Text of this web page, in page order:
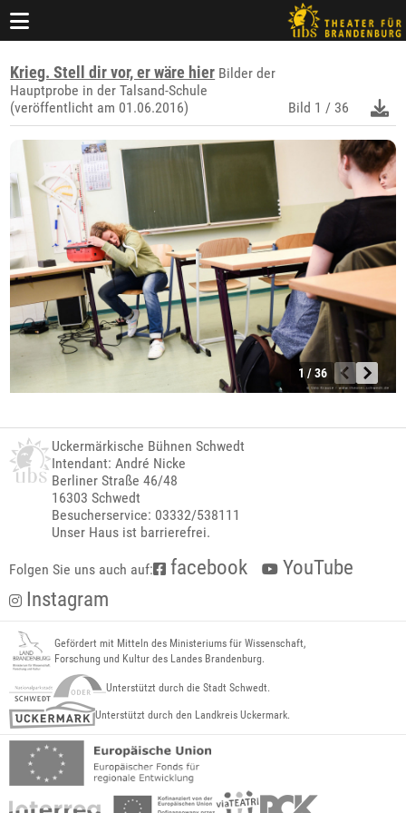
Krieg. Stell dir vor, er wäre hier Bilder der
Hauptprobe in der Talsand-Schule
(veröffentlicht am 01.06.2016)
Bild 1 / 36
1 / 36
Uckermärkische Bühnen Schwedt
Intendant: André Nicke
Berliner Straße 46/48
16303 Schwedt
Besucherservice: 03332/538111
Unser Haus ist barrierefrei.
Folgen Sie uns auch auf: facebook
YouTube
Instagram
Gefördert mit Mitteln des Ministeriums für Wissenschaft,
Forschung und Kultur des Landes Brandenburg.
Unterstützt durch die Stadt Schwedt.
Unterstützt durch den Landkreis Uckermark.